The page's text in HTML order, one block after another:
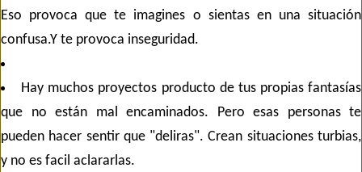
Eso provoca que te imagines o sientas en una situación
confusa.Y te provoca inseguridad.
Hay muchos proyectos producto de tus propias fantasías
que no están mal encaminados. Pero esas personas te
pueden hacer sentir que "deliras". Crean situaciones turbias,
y no es facil aclararlas.